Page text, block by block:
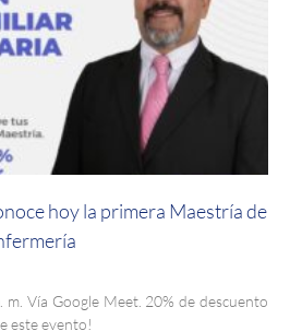
hoy la primera Maestría de
m. Vía Google Meet. 20% de descuento
este evento!